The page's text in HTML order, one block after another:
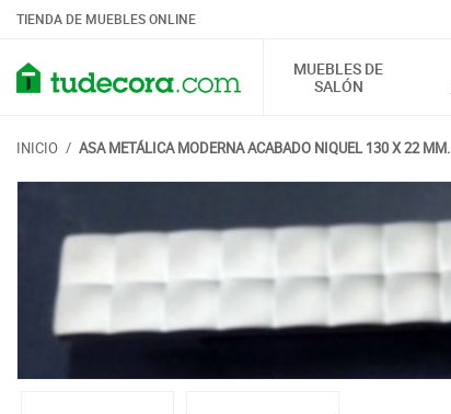
TIENDA DE MUEBLES ONLINE
MUEBLES DE
SALÓN
INICIO / ASA METÁLICA MODERNA ACABADO NIQUEL 130 X 22 MM.